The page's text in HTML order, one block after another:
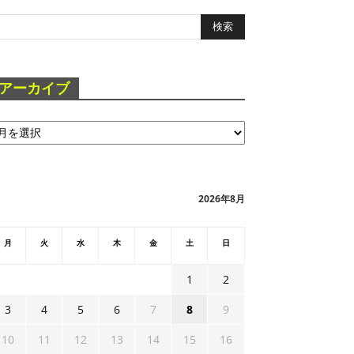
アーカイブ
2026年8月
月 火 水 木 金 土 日
1
2
3
4 5 6 7 8
9
10
11 12 13 14 15 16